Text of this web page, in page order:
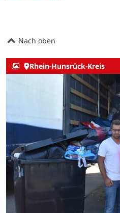
Nach oben
Rhein-Hunsrück-Kreis